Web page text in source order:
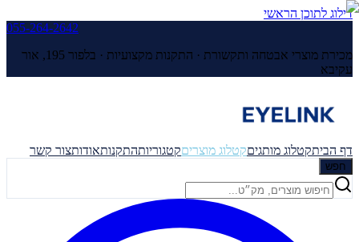
דילוג לתוכן הראשי
055-264-2642
מכירת מוצרי אבטחה ותקשורת · התקנות מקצועיות ·
בלפור 195, אור
עקיבא
דף הביתקטלוג מותגיםקטלוג מוצריםקטגוריותהתקנותאודותצור קשר
חפש